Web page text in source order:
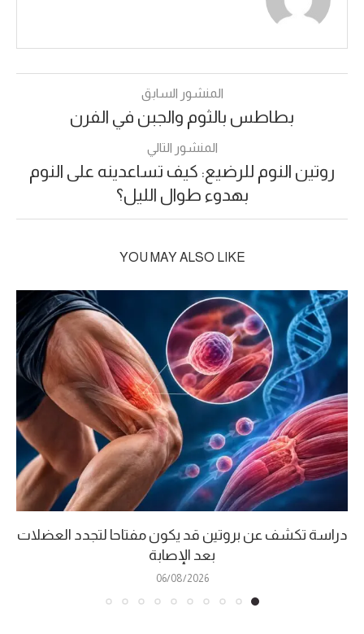
المنشور السابق
بطاطس بالثوم والجبن في الفرن
المنشور التالي
روتين النوم للرضيع: كيف تساعدينه على النوم
بهدوء طوال الليل؟
YOU MAY ALSO LIKE
دراسة تكشف عن بروتين قد يكون مفتاحا لتجدد العضلات
بعد الإصابة
06/08/2026